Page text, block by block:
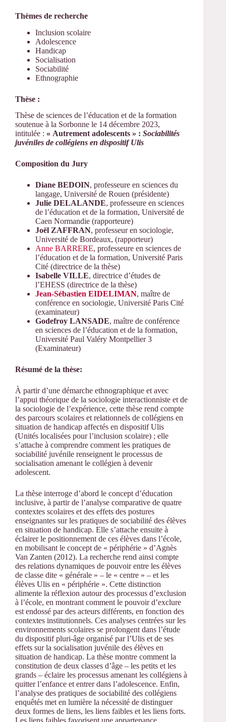
Thèmes de recherche
Inclusion scolaire
Adolescence
Handicap
Socialisation
Sociabilité
Ethnographie
Thèse :
Thèse de sciences de l’éducation et de la formation
soutenue à la Sorbonne le 14 décembre 2023,
intitulée : « Autrement adolescents » : Sociabilités
juvéniles de collégiens en dispositif Ulis
Composition du Jury
Diane BEDOIN, professeure en sciences du
langage, Université de Rouen (présidente)
Julie DELALANDE, professeure en sciences
de l’éducation et de la formation, Université de
Caen Normandie (rapporteure)
Joël ZAFFRAN, professeur en sociologie,
Université de Bordeaux, (rapporteur)
Anne BARRERE, professeure en sciences de
l’éducation et de la formation, Université Paris
Cité (directrice de la thèse)
Isabelle VILLE, directrice d’études de
l’EHESS (directrice de la thèse)
Jean-Sébastien EIDELIMAN, maître de
conférence en sociologie, Université Paris Cité
(examinateur)
Godefroy LANSADE, maître de conférence
en sciences de l’éducation et de la formation,
Université Paul Valéry Montpellier 3
(Examinateur)
Résumé de la thèse:
À partir d’une démarche ethnographique et avec
l’appui théorique de la sociologie interactionniste et de
la sociologie de l’expérience, cette thèse rend compte
des parcours scolaires et relationnels de collégiens en
situation de handicap affectés en dispositif Ulis
(Unités localisées pour l’inclusion scolaire) ; elle
s’attache à comprendre comment les pratiques de
sociabilité juvénile renseignent le processus de
socialisation amenant le collégien à devenir
adolescent.
La thèse interroge d’abord le concept d’éducation
inclusive, à partir de l’analyse comparative de quatre
contextes scolaires et des effets des postures
enseignantes sur les pratiques de sociabilité des élèves
en situation de handicap. Elle s’attache ensuite à
éclairer le positionnement de ces élèves dans l’école,
en mobilisant le concept de « périphérie » d’Agnès
Van Zanten (2012). La recherche rend ainsi compte
des relations dynamiques de pouvoir entre les élèves
de classe dite « générale » – le « centre » – et les
élèves Ulis en « périphérie ». Cette distinction
alimente la réflexion autour des processus d’exclusion
à l’école, en montrant comment le pouvoir d’exclure
est endossé par des acteurs différents, en fonction des
contextes institutionnels. Ces analyses centrées sur les
environnements scolaires se prolongent dans l’étude
du dispositif pluri-âge organisé par l’Ulis et de ses
effets sur la socialisation juvénile des élèves en
situation de handicap. La thèse montre comment la
constitution de deux classes d’âge – les petits et les
grands – éclaire les processus amenant les collégiens à
quitter l’enfance et entrer dans l’adolescence. Enfin,
l’analyse des pratiques de sociabilité des collégiens
enquêtés met en lumière la nécessité de distinguer
deux formes de liens, les liens faibles et les liens forts.